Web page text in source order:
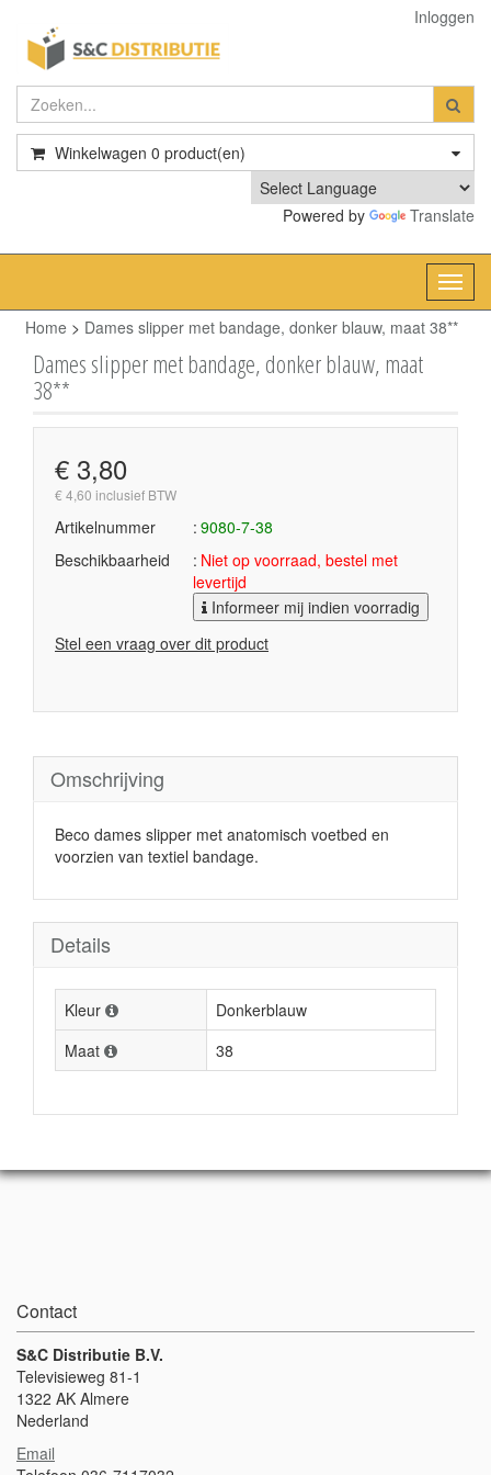
Inloggen
Winkelwagen 0 product(en)
Powered by Translate
Home > Dames slipper met bandage, donker blauw, maat 38**
Dames slipper met bandage, donker blauw, maat
38**
€ 3,80
€ 4,60 inclusief BTW
Artikelnummer
9080-7-38
Beschikbaarheid
Niet op voorraad, bestel met
levertijd
Informeer mij indien voorradig
Stel een vraag over dit product
Omschrijving
Beco dames slipper met anatomisch voetbed en
voorzien van textiel bandage.
Details
Kleur
Donkerblauw
Maat
38
Contact
S&C Distributie B.V.
Televisieweg 81-1
1322 AK Almere
Nederland
Email